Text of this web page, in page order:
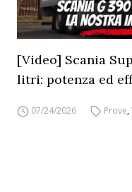
[Video] Scania
litri: potenza ed
07/24/2026 Prove,